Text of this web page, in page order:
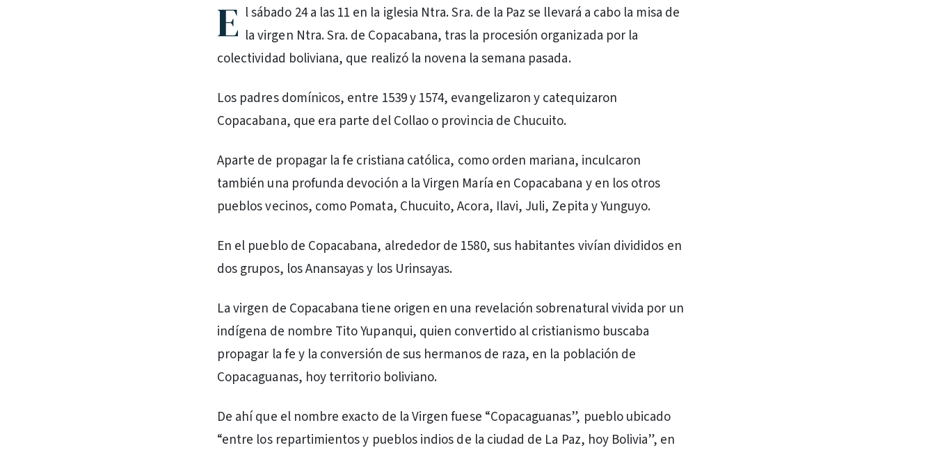
E l sábado 24 a las 11 en la iglesia Ntra. Sra. de la Paz se llevará a cabo la misa de
la virgen Ntra. Sra. de Copacabana, tras la procesión organizada por la
colectividad boliviana, que realizó la novena la semana pasada.
Los padres domínicos, entre 1539 y 1574, evangelizaron y catequizaron
Copacabana, que era parte del Collao o provincia de Chucuito.
Aparte de propagar la fe cristiana católica, como orden mariana, inculcaron
también una profunda devoción a la Virgen María en Copacabana y en los otros
pueblos vecinos, como Pomata, Chucuito, Acora, Ilavi, Juli, Zepita y Yunguyo.
En el pueblo de Copacabana, alrededor de 1580, sus habitantes vivían divididos en
dos grupos, los Anansayas y los Urinsayas.
La virgen de Copacabana tiene origen en una revelación sobrenatural vivida por un
indígena de nombre Tito Yupanqui, quien convertido al cristianismo buscaba
propagar la fe y la conversión de sus hermanos de raza, en la población de
Copacaguanas, hoy territorio boliviano.
De ahí que el nombre exacto de la Virgen fuese “Copacaguanas”, pueblo ubicado
“entre los repartimientos y pueblos indios de la ciudad de La Paz, hoy Bolivia”, en